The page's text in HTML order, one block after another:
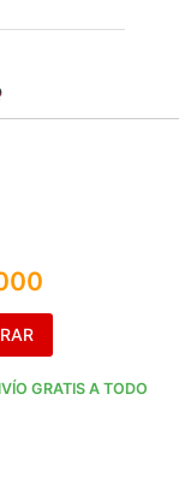
GRATIS A TODO